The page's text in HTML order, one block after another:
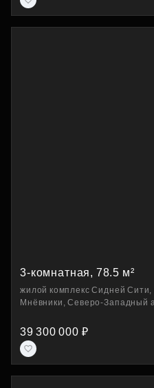
3-комнатная, 78.5 м²
жилой комплекс Сидней
Мнёвники, Северо-Западный
39 300 000 ₽